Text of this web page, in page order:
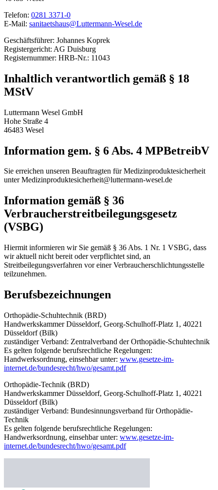
Telefon: 0281 3371-0
E-Mail: sanitaetshaus@Luttermann-Wesel.de
Geschäftsführer: Johannes Koprek
Registergericht: AG Duisburg
Registernummer: HRB-Nr.: 11043
Inhaltlich verantwortlich gemäß § 18
MStV
Luttermann Wesel GmbH
Hohe Straße 4
46483 Wesel
Information gem. § 6 Abs. 4 MPBetreibV
Sie erreichen unseren Beauftragten für Medizinproduktesicherheit
unter Medizinproduktesicherheit@luttermann-wesel.de
Information gemäß § 36
Verbraucherstreitbeilegungsgesetz
(VSBG)
Hiermit informieren wir Sie gemäß § 36 Abs. 1 Nr. 1 VSBG, dass
wir aktuell nicht bereit oder verpflichtet sind, an
Streitbeilegungsverfahren vor einer Verbraucherschlichtungsstelle
teilzunehmen.
Berufsbezeichnungen
Orthopädie-Schuhtechnik (BRD)
Handwerkskammer Düsseldorf, Georg-Schulhoff-Platz 1, 40221
Düsseldorf (Bilk)
zuständiger Verband: Zentralverband der Orthopädie-Schuhtechnik
Es gelten folgende berufsrechtliche Regelungen:
Handwerksordnung, einsehbar unter: www.gesetze-im-
internet.de/bundesrecht/hwo/gesamt.pdf
Orthopädie-Technik (BRD)
Handwerkskammer Düsseldorf, Georg-Schulhoff-Platz 1, 40221
Düsseldorf (Bilk)
zuständiger Verband: Bundesinnungsverband für Orthopädie-
Technik
Es gelten folgende berufsrechtliche Regelungen:
Handwerksordnung, einsehbar unter: www.gesetze-im-
internet.de/bundesrecht/hwo/gesamt.pdf